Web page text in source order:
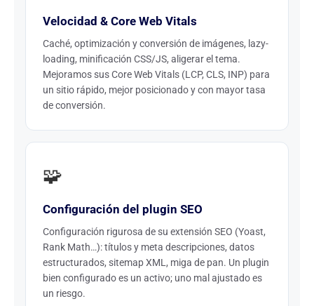
Velocidad & Core Web Vitals
Caché, optimización y conversión de imágenes, lazy-
loading, minificación CSS/JS, aligerar el tema.
Mejoramos sus Core Web Vitals (LCP, CLS, INP) para
un sitio rápido, mejor posicionado y con mayor tasa
de conversión.
🧩
Configuración del plugin SEO
Configuración rigurosa de su extensión SEO (Yoast,
Rank Math…): títulos y meta descripciones, datos
estructurados, sitemap XML, miga de pan. Un plugin
bien configurado es un activo; uno mal ajustado es
un riesgo.